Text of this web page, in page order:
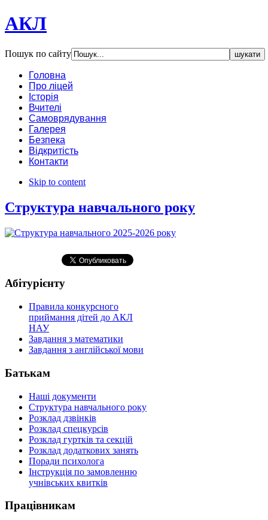
АКЛ
Пошук по сайту
Головна
Про ліцей
Історія
Вчителі
Самоврядування
Галерея
Безпека
Відкритість
Контакти
Skip to content
Структура навчального року
Абітурієнту
Правила конкурсного
приймання дітей до АКЛ
НАУ
Завдання з математики
Завдання з англійської мови
Батькам
Наші документи
Структура навчального року
Розклад дзвінків
Розклад спецкурсiв
Розклад гуртків та секцій
Розклад додаткових занять
Поради психолога
Інструкція по замовленню
учнівських квитків
Працівникам